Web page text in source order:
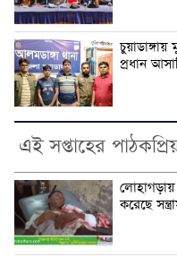
প্রধান
এই সপ্তাহের
করেছে